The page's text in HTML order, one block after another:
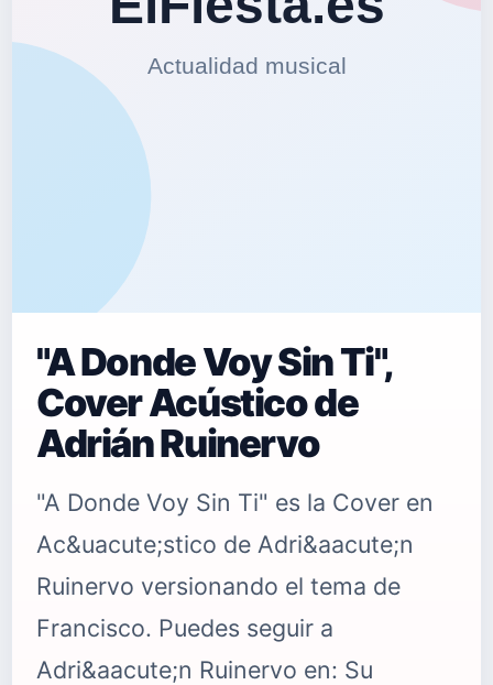
"A Donde Voy Sin Ti",
Cover Acústico de
Adrián Ruinervo
"A Donde Voy Sin Ti" es la Cover en
Ac&uacute;stico de Adri&aacute;n
Ruinervo versionando el tema de
Francisco. Puedes seguir a
Adri&aacute;n Ruinervo en: Su